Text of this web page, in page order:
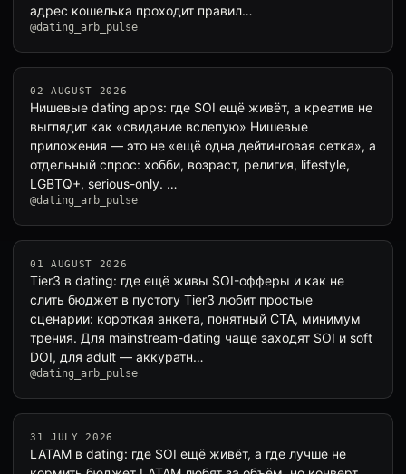
адрес кошелька проходит правил…
@dating_arb_pulse
02 AUGUST 2026
Нишевые dating apps: где SOI ещё живёт, а креатив не
выглядит как «свидание вслепую» Нишевые
приложения — это не «ещё одна дейтинговая сетка», а
отдельный спрос: хобби, возраст, религия, lifestyle,
LGBTQ+, serious-only. …
@dating_arb_pulse
01 AUGUST 2026
Tier3 в dating: где ещё живы SOI-офферы и как не
слить бюджет в пустоту Tier3 любит простые
сценарии: короткая анкета, понятный CTA, минимум
трения. Для mainstream-dating чаще заходят SOI и soft
DOI, для adult — аккуратн…
@dating_arb_pulse
31 JULY 2026
LATAM в dating: где SOI ещё живёт, а где лучше не